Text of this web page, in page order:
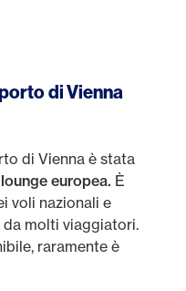
di Vienna
di Vienna è stata
europea. È
voli nazionali e
da molti viaggiatori.
raramente è